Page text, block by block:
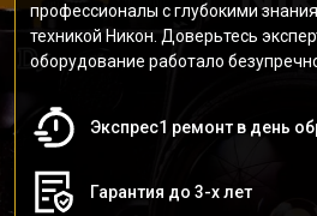
профессионалы с глубокими
техникой Никон. Доверьтесь
оборудование работало
Экспрес1 ремонт в день
Гарантия до 3-х лет